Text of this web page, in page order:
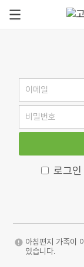
로그인
아침편지 가족이
있습니다.